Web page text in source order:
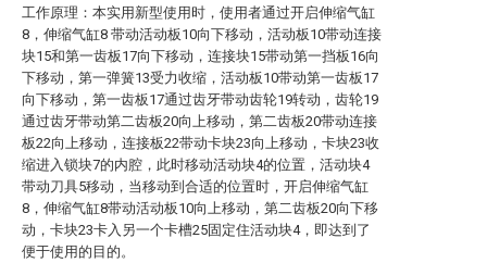
工作原理：本实用新型使用时，使用者通过开启伸缩气缸
8，伸缩气缸8 带动活动板10向下移动，活动板10带动连接
块15和第一齿板17向下移动，连接块15带动第一挡板16向
下移动，第一弹簧13受力收缩，活动板10带动第一齿板17
向下移动，第一齿板17通过齿牙带动齿轮19转动，齿轮19
通过齿牙带动第二齿板20向上移动，第二齿板20带动连接
板22向上移动，连接板22带动卡块23向上移动，卡块23收
缩进入锁块7的内腔，此时移动活动块4的位置，活动块4
带动刀具5移动，当移动到合适的位置时，开启伸缩气缸
8，伸缩气缸8带动活动板10向上移动，第二齿板20向下移
动，卡块23卡入另一个卡槽25固定住活动块4，即达到了
便于使用的目的。